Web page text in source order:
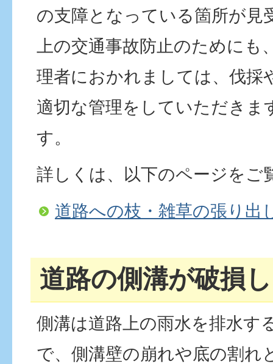
の支障となっている箇所が見
上の交通事故防止のためにも
理者におかれましては、伐採
適切な管理をしていただきま
す。
詳しくは、以下のページをご
道路への枝・雑草の張り出
道路の側溝が破損
側溝は道路上の雨水を排水す
で、側溝壁の崩れや底の割れ